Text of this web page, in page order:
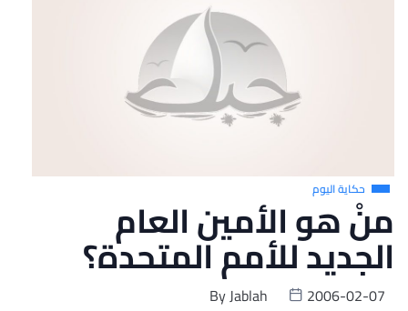
حكاية اليوم
منْ هو الأمين العام
الجديد للأمم المتحدة؟
ByJablah
2006-02-07